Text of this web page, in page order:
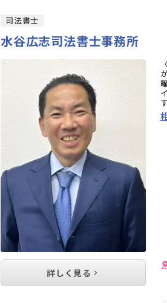
司法書士
水谷広志司法書士事務所
詳しく見る